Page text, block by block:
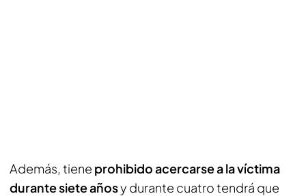
Además, tiene prohibido acercarse a la víctima
durante siete añosy durante cuatro tendrá que